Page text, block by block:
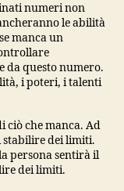
numeri non
le abilità
manca un
da questo numero.
i poteri, i talenti
ciò che manca. Ad
stabilire dei limiti.
persona sentirà il
dei limiti.